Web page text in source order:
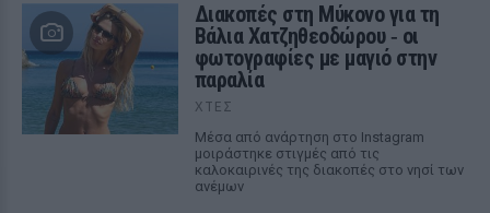
Διακοπές στη Μύκονο για τη
Βάλια Χατζηθεοδώρου ‑ οι
φωτογραφίες με μαγιό στην
παραλία
ΧΤΕΣ
Μέσα από ανάρτηση στο Instagram
μοιράστηκε στιγμές από τις
καλοκαιρινές της διακοπές στο νησί των
ανέμων